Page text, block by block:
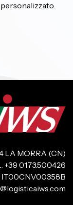
LA MORRA (CN)
+39 0173.500426
IT00CNV00358B